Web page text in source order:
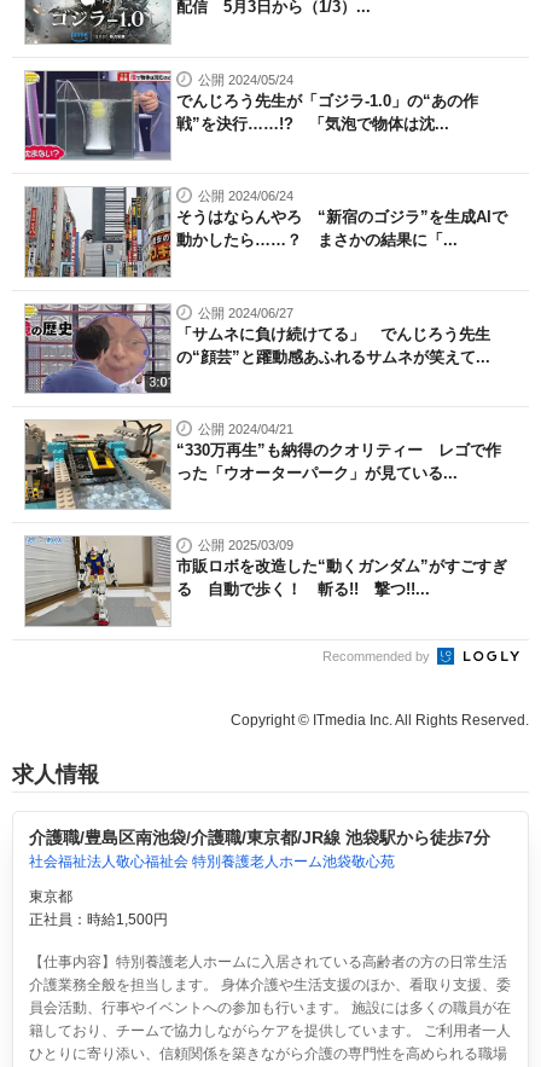
配信 5月3日から（1/3）...
公開 2024/05/24
でんじろう先生が「ゴジラ-1.0」の“あの作
戦”を決行……!? 「気泡で物体は沈...
公開 2024/06/24
そうはならんやろ “新宿のゴジラ”を生成AIで
動かしたら……？ まさかの結果に「...
公開 2024/06/27
「サムネに負け続けてる」 でんじろう先生
の“顔芸”と躍動感あふれるサムネが笑えて...
公開 2024/04/21
“330万再生”も納得のクオリティー レゴで作
った「ウオーターパーク」が見ている...
公開 2025/03/09
市販ロボを改造した“動くガンダム”がすごすぎ
る 自動で歩く！ 斬る!! 撃つ!!...
Recommended by
Copyright © ITmedia Inc. All Rights Reserved.
求人情報
介護職/豊島区南池袋/介護職/東京都/JR線 池袋駅から徒歩7分
社会福祉法人敬心福祉会 特別養護老人ホーム池袋敬心苑
東京都
正社員：時給1,500円
【仕事内容】特別養護老人ホームに入居されている高齢者の方の日常生活
介護業務全般を担当します。 身体介護や生活支援のほか、看取り支援、委
員会活動、行事やイベントへの参加も行います。 施設には多くの職員が在
籍しており、チームで協力しながらケアを提供しています。 ご利用者一人
ひとりに寄り添い、信頼関係を築きながら介護の専門性を高められる職場